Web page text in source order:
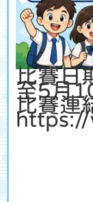
比賽日
至5月
比賽連